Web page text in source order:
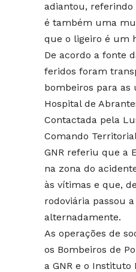
adiantou, referindo
é também uma
que o ligeiro é um
De acordo a fonte
feridos foram
bombeiros para as
Hospital de
Contactada pela
Comando
GNR referiu que a
na zona do
às vítimas e que,
rodoviária passou
alternadamente.
As operações de
os Bombeiros de
a GNR e o Instituto